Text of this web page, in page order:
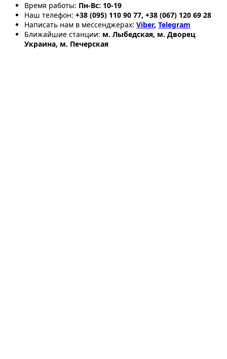
Время работы: Пн-Вс: 10-19
Наш телефон: +38 (095) 110 90 77, +38 (067) 120 69 28
Написать нам в мессенджерах: Viber, Telegram
Ближайшие станции: м. Лыбедская, м. Дворец
Украина, м. Печерская